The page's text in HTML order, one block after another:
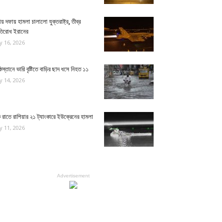
দফায় হামলা চালালো যুক্তরাষ্ট্র, তীব্র
ইরানের
16, 2026
ভারি বৃষ্টিতে বাড়ির ছাদ ধসে নিহত ১১
14, 2026
রাশিয়ার ২১ ট্যাংকারে ইউক্রেনের হামলা
11, 2026
Advertisement